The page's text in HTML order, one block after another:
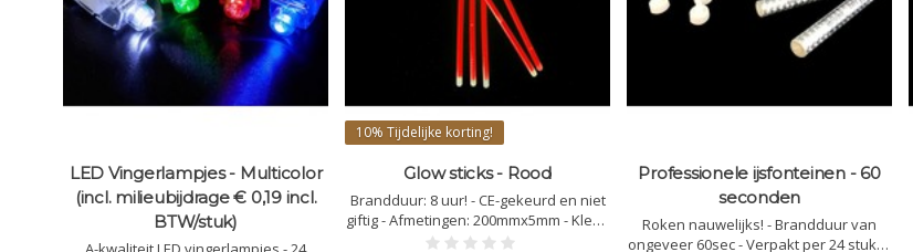
LED Vingerlampjes - Multicolor
(incl. milieubijdrage € 0,19 incl.
BTW/stuk)
10% Tijdelijke korting!
Glow sticks - Rood
Brandduur: 8 uur! - CE-gekeurd en niet
giftig - Afmetingen: 200mmx5mm - Kleur:
Rood - Geven licht wanneer ze
Professionele ijsfonteinen - 60
seconden
Roken nauwelijks! - Brandduur van
ongeveer 60sec - Verpakt per 24 stuks -